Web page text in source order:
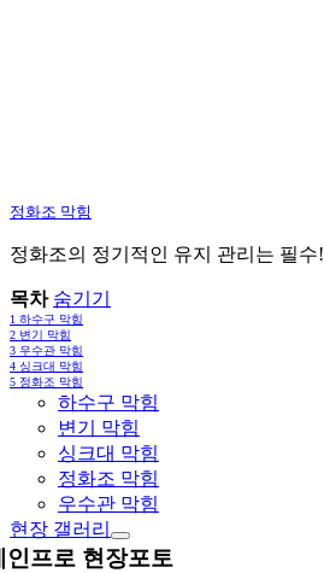
정화조 막힘
정화조의 정기적인 유지 관리는 필수!
목차 숨기기
1 하수구 막힘
2 변기 막힘
3 우수관 막힘
4 싱크대 막힘
5 정화조 막힘
하수구 막힘
변기 막힘
싱크대 막힘
정화조 막힘
우수관 막힘
현장 갤러리
인프로 현장포토